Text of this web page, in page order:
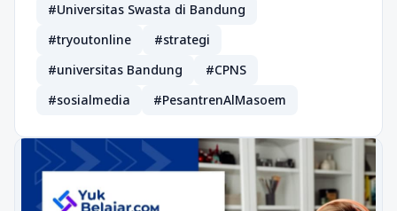
#Universitas Swasta di Bandung
#tryoutonline
#strategi
#universitas Bandung
#CPNS
#sosialmedia
#PesantrenAlMasoem